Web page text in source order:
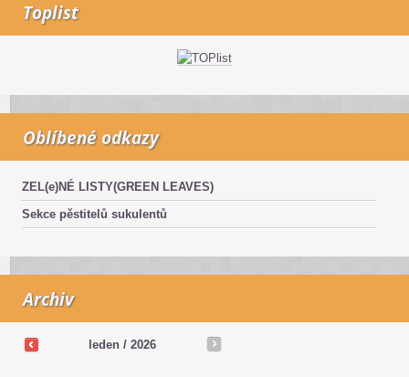
Toplist
Oblíbené odkazy
ZEL(e)NÉ LISTY(GREEN LEAVES)
Sekce pěstitelů sukulentů
Archiv
leden / 2026